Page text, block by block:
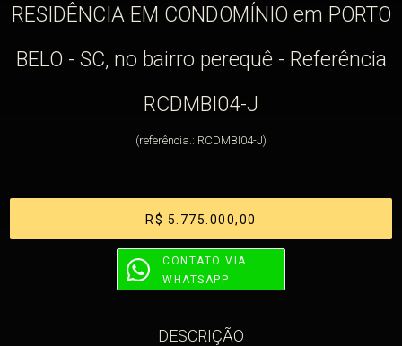
RESIDÊNCIA EM CONDOMÍNIO em PORTO
BELO - SC, no bairro perequê - Referência
RCDMBI04-J
(referência.: RCDMBI04-J)
R$ 5.775.000,00
CONTATO VIA
WHATSAPP
DESCRIÇÃO